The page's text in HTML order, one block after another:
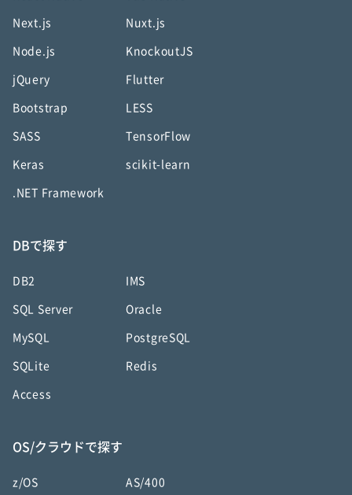
Next.js Nuxt.js
Node.js KnockoutJS
jQuery Flutter
Bootstrap LESS
SASS TensorFlow
Keras scikit-learn
.NET Framework
DBで探す
DB2 IMS
SQL Server Oracle
MySQL PostgreSQL
SQLite Redis
Access
OS/クラウドで探す
z/OS AS/400